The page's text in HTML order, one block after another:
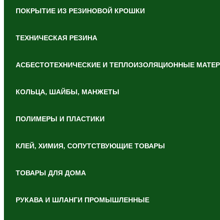
ПОКРЫТИЕ ИЗ РЕЗИНОВОЙ КРОШКИ
ТЕХНИЧЕСКАЯ РЕЗИНА
АСБЕСТОТЕХНИЧЕСКИЕ И ТЕПЛОИЗОЛЯЦИОННЫЕ
КОЛЬЦА, ШАЙБЫ, МАНЖЕТЫ
ПОЛИМЕРЫ И ПЛАСТИКИ
КЛЕЙ, ХИМИЯ, СОПУТСТВУЮЩИЕ ТОВАРЫ
ТОВАРЫ ДЛЯ ДОМА
РУКАВА И ШЛАНГИ ПРОМЫШЛЕННЫЕ